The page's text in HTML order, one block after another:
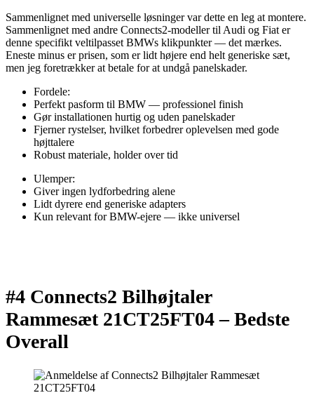
Sammenlignet med universelle løsninger var dette en leg at montere.
Sammenlignet med andre Connects2-modeller til Audi og Fiat er
denne specifikt veltilpasset BMWs klikpunkter — det mærkes.
Eneste minus er prisen, som er lidt højere end helt generiske sæt,
men jeg foretrækker at betale for at undgå panelskader.
Fordele:
Perfekt pasform til BMW — professionel finish
Gør installationen hurtig og uden panelskader
Fjerner rystelser, hvilket forbedrer oplevelsen med gode
højttalere
Robust materiale, holder over tid
Ulemper:
Giver ingen lydforbedring alene
Lidt dyrere end generiske adapters
Kun relevant for BMW-ejere — ikke universel
#4 Connects2 Bilhøjtaler
Rammesæt 21CT25FT04 –Bedste
Overall